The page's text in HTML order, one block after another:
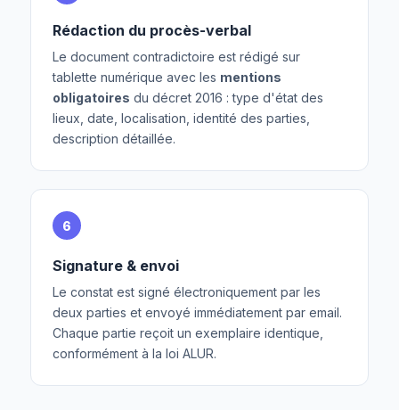
Rédaction du procès-verbal
Le document contradictoire est rédigé sur
tablette numérique avec les mentions
obligatoires du décret 2016 : type d'état des
lieux, date, localisation, identité des parties,
description détaillée.
6
Signature & envoi
Le constat est signé électroniquement par les
deux parties et envoyé immédiatement par email.
Chaque partie reçoit un exemplaire identique,
conformément à la loi ALUR.